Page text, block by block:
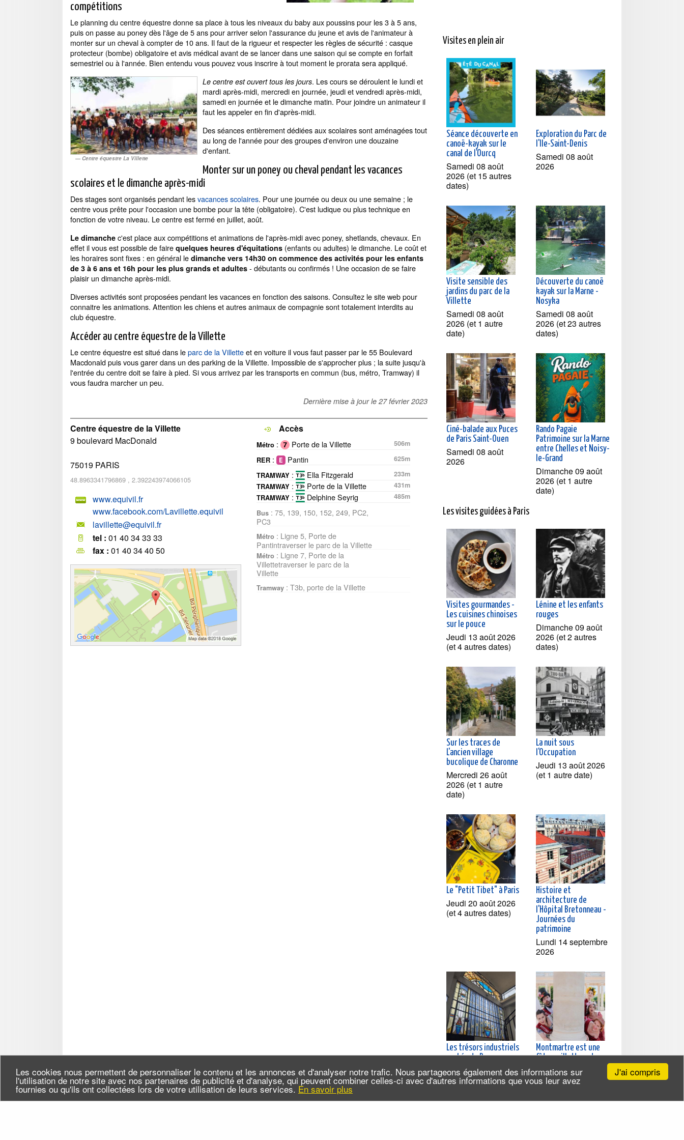
J'ai compris
Les cookies nous permettent de personnaliser le contenu et les annonces et d'analyser notre trafic. Nous partageons également des informations sur
l'utilisation de notre site avec nos partenaires de publicité et d'analyse, qui peuvent combiner celles-ci avec d'autres informations que vous leur avez
fournies ou qu'ils ont collectées lors de votre utilisation de leurs services. En savoir plus
compétitions
Le planning du centre équestre donne sa place à tous les niveaux du baby aux poussins pour les 3 à 5 ans,
puis on passe au poney dès l'âge de 5 ans pour arriver selon l'assurance du jeune et avis de l'animateur à
monter sur un cheval à compter de 10 ans. Il faut de la rigueur et respecter les règles de sécurité : casque
protecteur (bombe) obligatoire et avis médical avant de se lancer dans une saison qui se compte en forfait
semestriel ou à l'année. Bien entendu vous pouvez vous inscrire à tout moment le prorata sera appliqué.
Centre équestre La Villette
Le centre est ouvert tous les jours. Les cours se déroulent le lundi et
mardi après-midi, mercredi en journée, jeudi et vendredi après-midi,
samedi en journée et le dimanche matin. Pour joindre un animateur il
faut les appeler en fin d'après-midi.
Des séances entièrement dédiées aux scolaires sont aménagées tout
au long de l'année pour des groupes d'environ une douzaine
d'enfant.
Monter sur un poney ou cheval pendant les vacances
scolaires et le dimanche après-midi
Des stages sont organisés pendant lesvacances scolaires. Pour une journée ou deux ou une semaine ; le
centre vous prête pour l'occasion une bombe pour la tête (obligatoire). C'est ludique ou plus technique en
fonction de votre niveau. Le centre est fermé en juillet, août.
Le dimanche c'est place aux compétitions et animations de l'après-midi avec poney, shetlands, chevaux. En
effet il vous est possible de faire quelques heures d'équitations (enfants ou adultes) le dimanche. Le coût et
les horaires sont fixes : en général le dimanche vers 14h30 on commence des activités pour les enfants
de 3 à 6 ans et 16h pour les plus grands et adultes - débutants ou confirmés ! Une occasion de se faire
plaisir un dimanche après-midi.
Diverses activités sont proposées pendant les vacances en fonction des saisons. Consultez le site web pour
connaitre les animations. Attention les chiens et autres animaux de compagnie sont totalement interdits au
club équestre.
Accéder au centre équestre de la Villette
Le centre équestre est situé dans leparc de la Villetteet en voiture il vous faut passer par le 55 Boulevard
Macdonald puis vous garer dans un des parking de la Villette. Impossible de s'approcher plus ; la suite jusqu'à
l'entrée du centre doit se faire à pied. Si vous arrivez par les transports en commun (bus, métro, Tramway) il
vous faudra marcher un peu.
Dernière mise à jour le 27 février 2023
Centre équestre de la Villette
9 boulevard MacDonald
75019 PARIS
48.8963341796869 , 2.392243974066105
www.equivil.fr
www.facebook.com/Lavillette.equivil
lavillette@equivil.fr
tel : 01 40 34 33 33
fax : 01 40 34 40 50
Accès
Métro : Porte de la Villette
506m
RER : Pantin
625m
TRAMWAY : Ella Fitzgerald
233m
TRAMWAY : Porte de la Villette
431m
TRAMWAY : Delphine Seyrig
485m
Bus : 75, 139, 150, 152, 249, PC2,
PC3
Métro : Ligne 5, Porte de
Pantintraverser le parc de la Villette
Métro : Ligne 7, Porte de la
Villettetraverser le parc de la
Villette
Tramway : T3b, porte de la Villette
Visites en plein air
Séance découverte en
canoë-kayak sur le
canal de l'Ourcq
Samedi 08 août
2026 (et 15 autres
dates)
Exploration du Parc de
l'Ile-Saint-Denis
Samedi 08 août
2026
Visite sensible des
jardins du parc de la
Villette
Samedi 08 août
2026 (et 1 autre
date)
Découverte du canoë
kayak sur la Marne -
Nosyka
Samedi 08 août
2026 (et 23 autres
dates)
Ciné-balade aux Puces
de Paris Saint-Ouen
Samedi 08 août
2026
Rando Pagaie
Patrimoine sur la Marne
entre Chelles et Noisy-
le-Grand
Dimanche 09 août
2026 (et 1 autre
date)
Les visites guidées à Paris
Visites gourmandes -
Les cuisines chinoises
sur le pouce
Jeudi 13 août 2026
(et 4 autres dates)
Lénine et les enfants
rouges
Dimanche 09 août
2026 (et 2 autres
dates)
Sur les traces de
L'ancien village
bucolique de Charonne
Mercredi 26 août
2026 (et 1 autre
date)
La nuit sous
l'Occupation
Jeudi 13 août 2026
(et 1 autre date)
Le "Petit Tibet" à Paris
Jeudi 20 août 2026
(et 4 autres dates)
Histoire et
architecture de
l'Hôpital Bretonneau -
Journées du
patrimoine
Lundi 14 septembre
2026
Les trésors industriels
cachés du Bas
Belleville
Jeudi 20 août 2026
(et 11 autres dates)
Montmartre est une
fête, paillettes et
pénombre
Vendredi 14 août
dates)